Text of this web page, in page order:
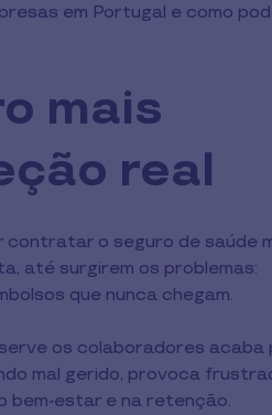
em Portugal e como
mais
real
o seguro de saúde
até surgirem os problemas:
que nunca chegam.
os colaboradores acaba
mal gerido, provoca
bem-estar e na retenção.